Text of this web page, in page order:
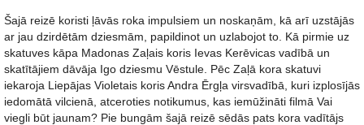
Šajā reizē koristi ļāvās roka impulsiem un noskaņām, kā arī uzstājās
ar jau dzirdētām dziesmām, papildinot un uzlabojot to. Kā pirmie uz
skatuves kāpa Madonas Zaļais koris Ievas Kerēvicas vadībā un
skatītājiem dāvāja Igo dziesmu Vēstule. Pēc Zaļā kora skatuvi
iekaroja Liepājas Violetais koris Andra Ērgļa virsvadībā, kuri izplosījās
iedomātā vilcienā, atceroties notikumus, kas iemūžināti filmā Vai
viegli būt jaunam? Pie bungām šajā reizē sēdās pats kora vadītājs